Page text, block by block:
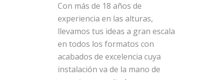
Con más de 18 años de
experiencia en las alturas,
llevamos tus ideas a gran escala
en todos los formatos con
acabados de excelencia cuya
instalación va de la mano de